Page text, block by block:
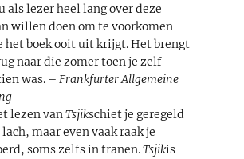
als lezer heel lang over deze
willen doen om te voorkomen
het boek ooit uit krijgt. Het brengt
naar die zomer toen je zelf
was. – Frankfurter Allgemeine
lezen vanTsjikschiet je geregeld
maar even vaak raak je
soms zelfs in tranen.Tsjikis